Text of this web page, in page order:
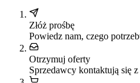
Złóż prośbę
Powiedz nam, czego
Otrzymuj oferty
Sprzedawcy kontaktują się z